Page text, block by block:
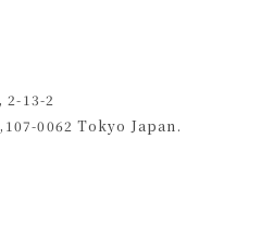
13-2
0062 Tokyo Japan.